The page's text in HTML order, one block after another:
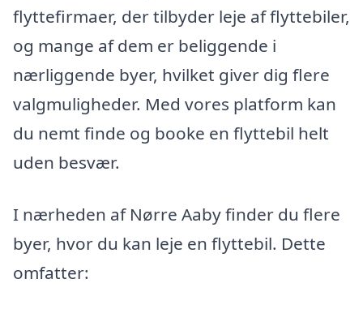
flyttefirmaer, der tilbyder leje af flyttebiler,
og mange af dem er beliggende i
nærliggende byer, hvilket giver dig flere
valgmuligheder. Med vores platform kan
du nemt finde og booke en flyttebil helt
uden besvær.
I nærheden af Nørre Aaby finder du flere
byer, hvor du kan leje en flyttebil. Dette
omfatter: